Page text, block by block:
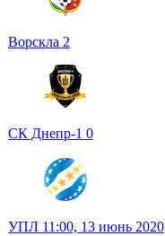
Ворскла 2
СК Днепр-1 0
УПЛ 11:00, 13 июнь 2020